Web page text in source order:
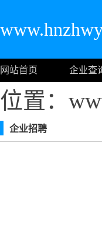
网站首页 企业查
位置：
企业招聘